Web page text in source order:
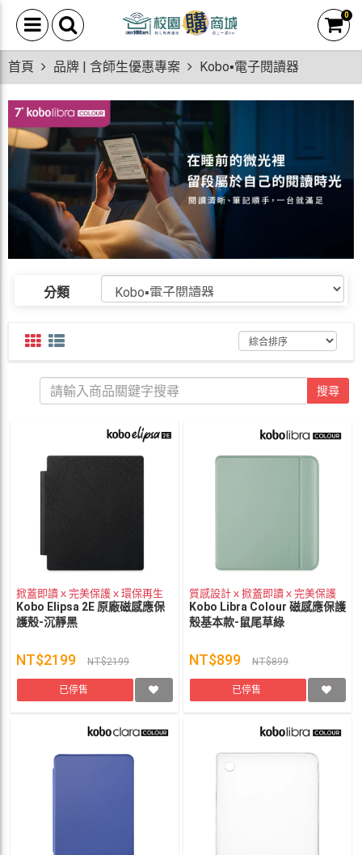
0
首頁 品牌 | 含師生優惠專案 Kobo▪電子閱讀器
分類
搜尋
掀蓋即讀ｘ完美保護ｘ環保再生
Kobo Elipsa 2E 原廠磁感應保
護殼-沉靜黑
NT$2199 NT$2199
已停售
質感設計ｘ掀蓋即讀ｘ完美保護
Kobo Libra Colour 磁感應保護
殼基本款-鼠尾草綠
NT$899 NT$899
已停售